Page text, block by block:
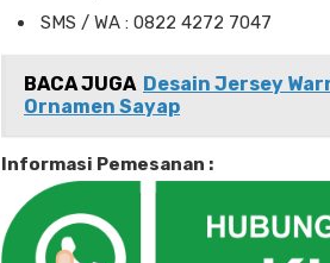
SMS / WA : 0822 4272 7047
BACA JUGA Desain Jersey
Ornamen Sayap
Informasi Pemesanan :